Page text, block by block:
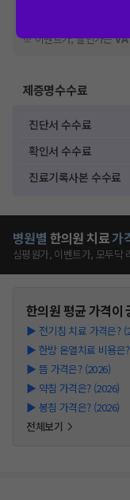
격입니다. (진료와 연관
산정될 수 있는 점 참고 바
※ 이벤트가, 할인가는
제증명수수료
진단서 수수료
확인서 수수료
진료기록사본 수수료
병원별 한의원 치료가
심평원가, 이벤트가, 모두닥
한의원평균 가격이
▶ 전기침 치료 가격은?
▶ 한방 온열치료 비용은
▶ 뜸 가격은? (2026)
▶ 약침 가격은? (2026)
▶ 봉침 가격은? (2026)
전체보기